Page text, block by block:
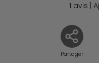
Partager
1 avis |